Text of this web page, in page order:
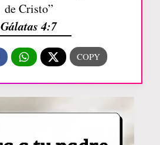
de Cristo”
Gálatas 4:7